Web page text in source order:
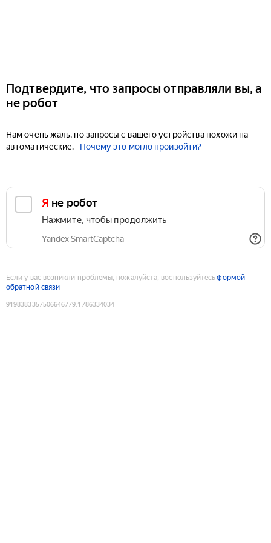
Подтвердите, что запросы отправляли вы, а
не робот
Нам очень жаль, но запросы с вашего устройства похожи на
автоматические.
Почему это могло произойти?
Я не робот
Нажмите, чтобы продолжить
Yandex SmartCaptcha
Если у вас возникли проблемы, пожалуйста, воспользуйтесьформой
обратной связи
9198383357506646779:1786334034